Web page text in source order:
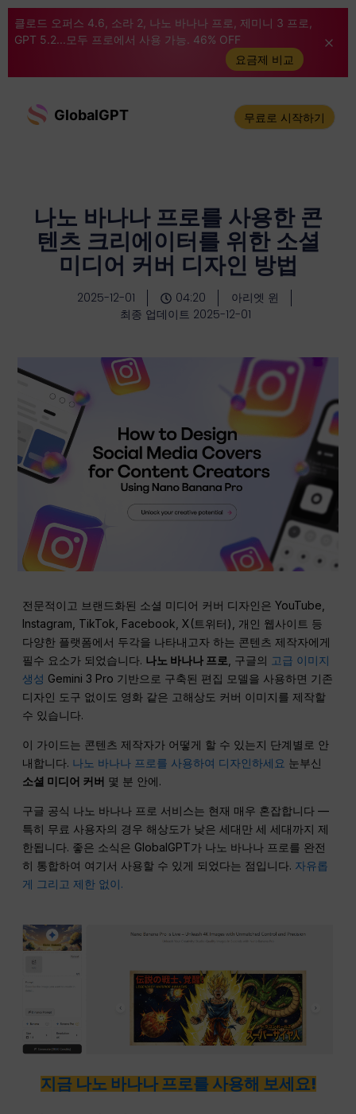
클로드 오퍼스 4.6, 소라 2, 나노 바나나 프로, 제미니 3 프로,
GPT 5.2...모두 프로에서 사용 가능. 46% OFF
요금제 비교
GlobalGPT 무료로 시작하기
나노 바나나 프로를 사용한 콘
텐츠 크리에이터를 위한 소셜
미디어 커버 디자인 방법
2025-12-01 04:20
아리엣 윈
최종 업데이트 2025-12-01
전문적이고 브랜드화된 소셜 미디어 커버 디자인은 YouTube,
Instagram, TikTok, Facebook, X(트위터), 개인 웹사이트 등
다양한 플랫폼에서 두각을 나타내고자 하는 콘텐츠 제작자에게
필수 요소가 되었습니다. 나노 바나나 프로 , 구글의 고급 이미지
생성 Gemini 3 Pro 기반으로 구축된 편집 모델을 사용하면 기존
디자인 도구 없이도 영화 같은 고해상도 커버 이미지를 제작할
수 있습니다.
이 가이드는 콘텐츠 제작자가 어떻게 할 수 있는지 단계별로 안
내합니다. 나노 바나나 프로를 사용하여 디자인하세요 눈부신
소셜 미디어 커버 몇 분 안에.
구글 공식 나노 바나나 프로 서비스는 현재 매우 혼잡합니다 —
특히 무료 사용자의 경우 해상도가 낮은 세대만 세 세대까지 제
한됩니다. 좋은 소식은 GlobalGPT가 나노 바나나 프로를 완전
히 통합하여 여기서 사용할 수 있게 되었다는 점입니다. 자유롭
게 그리고 제한 없이.
지금 나노 바나나 프로를 사용해 보세요!